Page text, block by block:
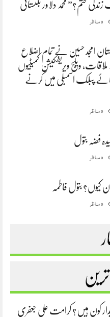
ختم؟” محمد دلاور بلتستانی
0مناظر
امجد حسین نے تمام اضلاع
ویلج ویریفکیشن کمیٹیوں
پبلک اسمبلی میں کرنے
0مناظر
فضہ بتول
0مناظر
کیوں؟ بتول فاطمہ
0مناظر
کون ہیں؟ کرامت علی جعفری